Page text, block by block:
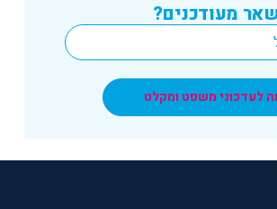
מעודכנים?
לעדכוני משפט ומקלט